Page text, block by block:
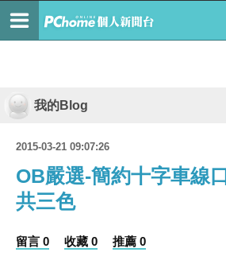
我的Blog
2015-03-21 09:07:26
OB嚴選-簡約十字車線
共三色
留言 0 收藏 0 推薦 0